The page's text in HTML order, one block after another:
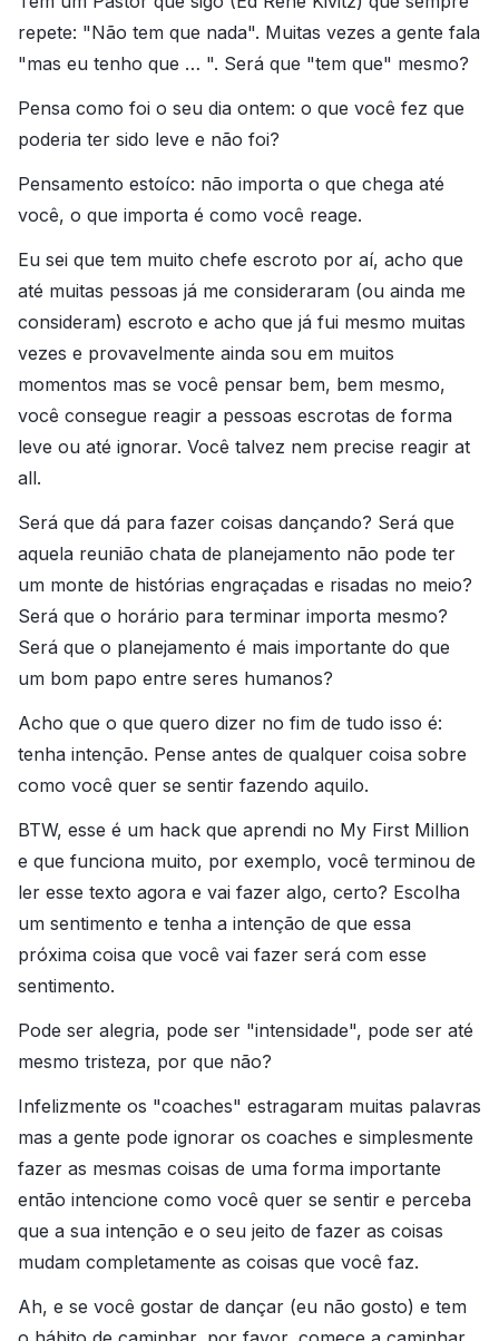
repete: "Não tem que nada". Muitas vezes a gente fala
"mas eu tenho que … ". Será que "tem que" mesmo?
Pensa como foi o seu dia ontem: o que você fez que
poderia ter sido leve e não foi?
Pensamento estoíco: não importa o que chega até
você, o que importa é como você reage.
Eu sei que tem muito chefe escroto por aí, acho que
até muitas pessoas já me consideraram (ou ainda me
consideram) escroto e acho que já fui mesmo muitas
vezes e provavelmente ainda sou em muitos
momentos mas se você pensar bem, bem mesmo,
você consegue reagir a pessoas escrotas de forma
leve ou até ignorar. Você talvez nem precise reagir at
all.
Será que dá para fazer coisas dançando? Será que
aquela reunião chata de planejamento não pode ter
um monte de histórias engraçadas e risadas no meio?
Será que o horário para terminar importa mesmo?
Será que o planejamento é mais importante do que
um bom papo entre seres humanos?
Acho que o que quero dizer no fim de tudo isso é:
tenha intenção. Pense antes de qualquer coisa sobre
como você quer se sentir fazendo aquilo.
BTW, esse é um hack que aprendi no My First Million
e que funciona muito, por exemplo, você terminou de
ler esse texto agora e vai fazer algo, certo? Escolha
um sentimento e tenha a intenção de que essa
próxima coisa que você vai fazer será com esse
sentimento.
Pode ser alegria, pode ser "intensidade", pode ser até
mesmo tristeza, por que não?
Infelizmente os "coaches" estragaram muitas palavras
mas a gente pode ignorar os coaches e simplesmente
fazer as mesmas coisas de uma forma importante
então intencione como você quer se sentir e perceba
que a sua intenção e o seu jeito de fazer as coisas
mudam completamente as coisas que você faz.
Ah, e se você gostar de dançar (eu não gosto) e tem